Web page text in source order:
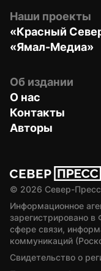
Наши проекты
«Красный
«Ямал-Медиа»
Об издании
О нас
Контакты
Авторы
© 2026 Север-
Информационное
зарегистрировано
сфере связи,
коммуникаций
Свидетельство о